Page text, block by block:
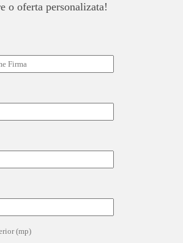
o oferta personalizata!
(mp)